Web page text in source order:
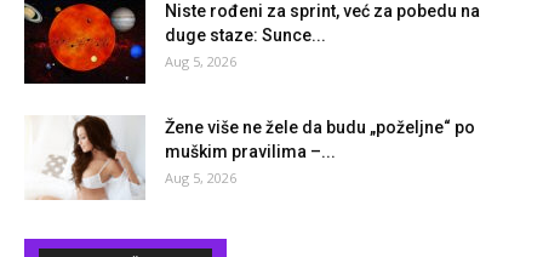
Niste rođeni za sprint, već za pobedu na
duge staze: Sunce...
Aug 5, 2026
Žene više ne žele da budu „poželjne“ po
muškim pravilima –...
Aug 5, 2026